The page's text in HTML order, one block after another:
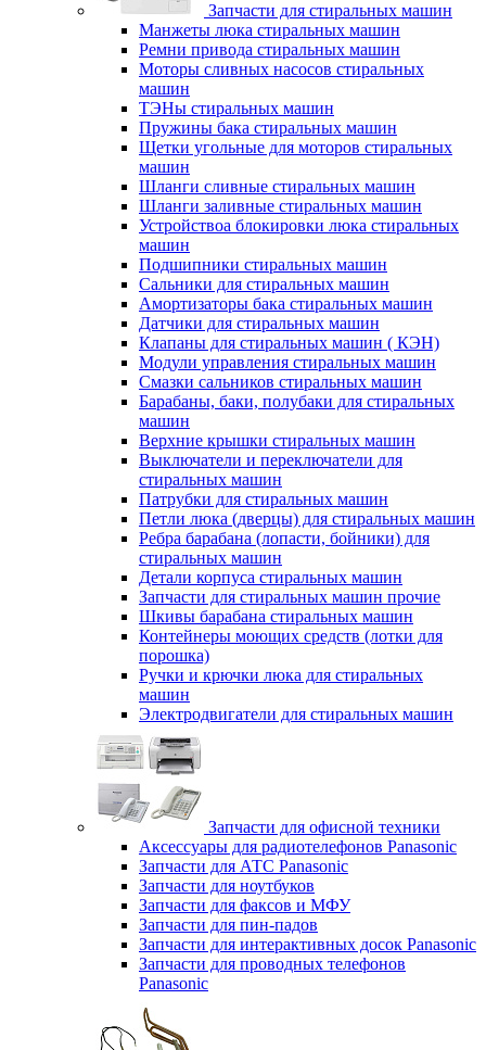
Запчасти для стиральных машин
Манжеты люка стиральных машин
Ремни привода стиральных машин
Моторы сливных насосов стиральных
машин
ТЭНы стиральных машин
Пружины бака стиральных машин
Щетки угольные для моторов стиральных
машин
Шланги сливные стиральных машин
Шланги заливные стиральных машин
Устройствоа блокировки люка стиральных
машин
Подшипники стиральных машин
Сальники для стиральных машин
Амортизаторы бака стиральных машин
Датчики для стиральных машин
Клапаны для стиральных машин ( КЭН)
Модули управления стиральных машин
Смазки сальников стиральных машин
Барабаны, баки, полубаки для стиральных
машин
Верхние крышки стиральных машин
Выключатели и переключатели для
стиральных машин
Патрубки для стиральных машин
Петли люка (дверцы) для стиральных машин
Ребра барабана (лопасти, бойники) для
стиральных машин
Детали корпуса стиральных машин
Запчасти для стиральных машин прочие
Шкивы барабана стиральных машин
Контейнеры моющих средств (лотки для
порошка)
Ручки и крючки люка для стиральных
машин
Электродвигатели для стиральных машин
Запчасти для офисной техники
Аксессуары для радиотелефонов Panasonic
Запчасти для АТС Panasonic
Запчасти для ноутбуков
Запчасти для факсов и МФУ
Запчасти для пин-падов
Запчасти для интерактивных досок Panasonic
Запчасти для проводных телефонов
Panasonic